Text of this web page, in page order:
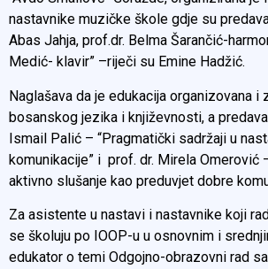
nastavnike muzičke škole gdje su
Abas Jahja, prof.dr. Belma Šarančić-
Medić- klavir” –riječi su Emine Hadžić.
Naglašava da je edukacija organizovana i
bosanskog jezika i književnosti, a
Ismail Palić – “Pragmatički sadržaji u
komunikacije” i prof. dr. Mirela Omerović
aktivno slušanje kao preduvjet dobre
Za asistente u nastavi i nastavnike koji
se školuju po IOOP-u u osnovnim i
edukator o temi Odgojno-obrazovni rad